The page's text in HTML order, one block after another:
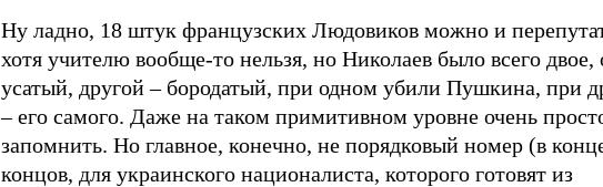
Ну ладно, 18 штук французских Людовиков можно и
хотя учителю вообще-то нельзя, но Николаев было всего двое,
усатый, другой – бородатый, при одном убили Пушкина, при
– его самого. Даже на таком примитивном уровне очень
запомнить. Но главное, конечно, не порядковый номер (в
концов, для украинского националиста, которого готовят из